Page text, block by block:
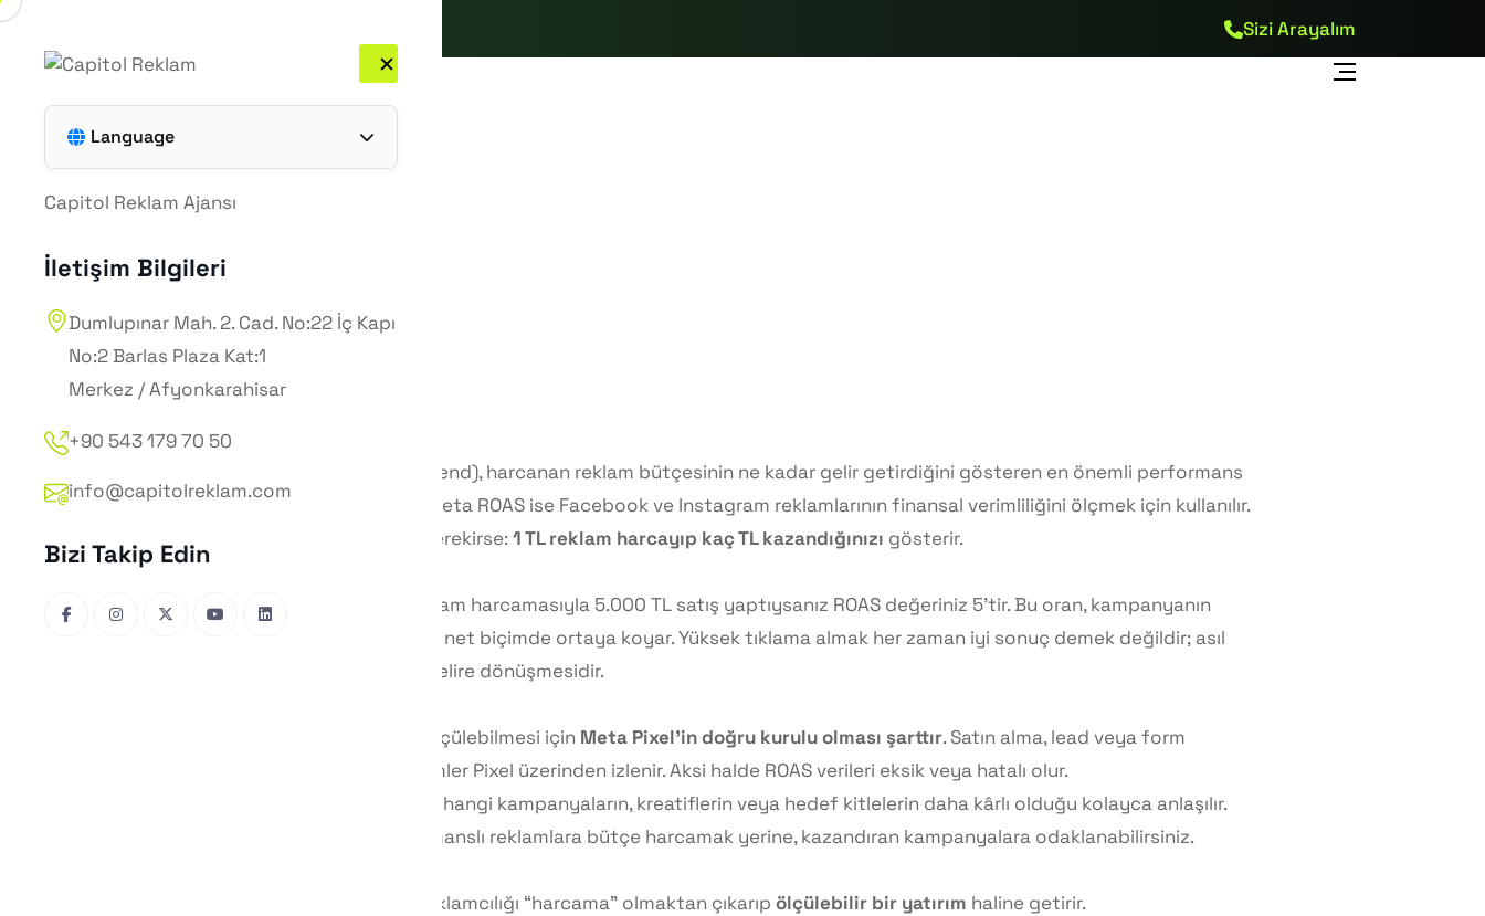
Sizi Arayalım
Language
Türkçe
English
Capitol Reklam Ajansı
İletişim Bilgileri
Dumlupınar Mah. 2. Cad. No:22 İç Kapı
No:2 Barlas Plaza Kat:1
Merkez / Afyonkarahisar
+90 543 179 70 50
info@capitolreklam.com
Bizi Takip Edin
ROAS (Return on Ad Spend), harcanan reklam bütçesinin ne kadar gelir getirdiğini gösteren en önemli performans
metriklerinden biridir. Meta ROAS ise Facebook ve Instagram reklamlarının finansal verimliliğini ölçmek için kullanılır.
Basitçe ifade etmek gerekirse:1 TL reklam harcayıp kaç TL kazandığınızı gösterir.
Örneğin 1.000 TL’lik reklam harcamasıyla 5.000 TL satış yaptıysanız ROAS değeriniz 5’tir. Bu oran, kampanyanın
başarılı olup olmadığını net biçimde ortaya koyar. Yüksek tıklama almak her zaman iyi sonuç demek değildir; asıl
önemli olan satışa ve gelire dönüşmesidir.
Meta ROAS’ın sağlıklı ölçülebilmesi için Meta Pixel’in doğru kurulu olması şarttır. Satın alma, lead veya form
doldurma gibi dönüşümler Pixel üzerinden izlenir. Aksi halde ROAS verileri eksik veya hatalı olur.
ROAS analizi sayesinde hangi kampanyaların, kreatiflerin veya hedef kitlelerin daha kârlı olduğu kolayca anlaşılır.
Böylece düşük performanslı reklamlara bütçe harcamak yerine, kazandıran kampanyalara odaklanabilirsiniz.
Kısacası Meta ROAS, reklamcılığı “harcama” olmaktan çıkarıp ölçülebilir bir yatırım haline getirir.